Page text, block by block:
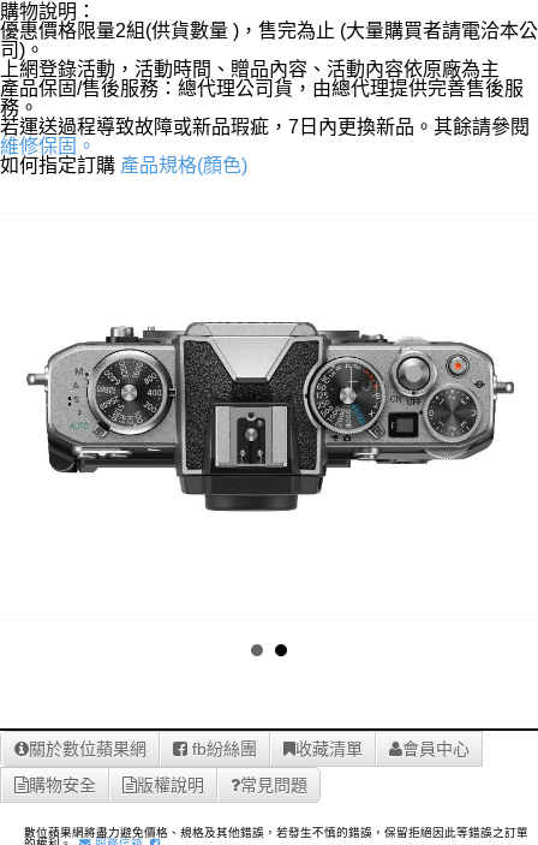
購物說明：
優惠價格限量2組(供貨數量 )，售完為止 (大量購買者請電洽本公
司)。
上網登錄活動，活動時間、贈品內容、活動內容依原廠為主
產品保固/售後服務：總代理公司貨，由總代理提供完善售後服
務。
若運送過程導致故障或新品瑕疵，7日內更換新品。其餘請參閱
維修保固。
如何指定訂購 產品規格(顏色)
關於數位蘋果網 fb紛絲團 收藏清單
會員中心
購物安全
版權說明 常見問題
數位蘋果網將盡力避免價格、規格及其他錯誤，若發生不慎的錯誤，保留拒絕因此等錯誤之訂單